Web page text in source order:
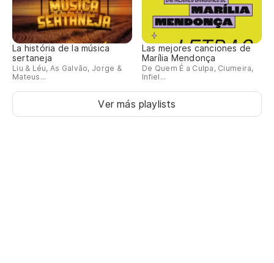
La história de la música
sertaneja
Liu & Léu, As Galvão, Jorge &
Mateus...
Las mejores canciones de
Marília Mendonça
De Quem É a Culpa, Ciumeira,
Infiel...
Ver más playlists